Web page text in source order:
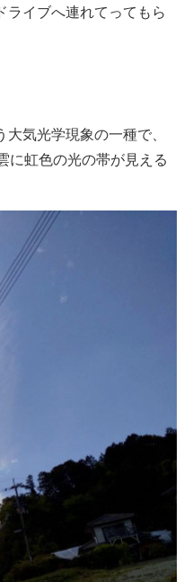
ライブへ連れてってもら
気光学現象の一種で、
に虹色の光の帯が見える